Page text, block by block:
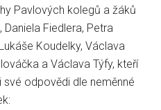
Pavlových kolegů a žáků
Daniela Fiedlera, Petra
Koudelky, Václava
a Václava Týfy, kteří
odpovědi dle neměnné